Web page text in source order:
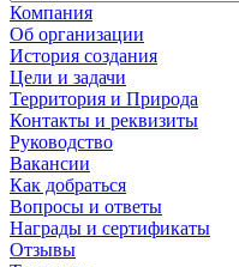
Компания
Об организации
История создания
Цели и задачи
Территория и Природа
Контакты и реквизиты
Руководство
Вакансии
Как добраться
Вопросы и ответы
Награды и сертификаты
Отзывы